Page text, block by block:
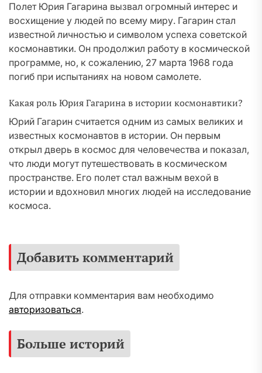
Полет Юрия Гагарина вызвал огромный интерес и
восхищение у людей по всему миру. Гагарин стал
известной личностью и символом успеха советской
космонавтики. Он продолжил работу в космической
программе, но, к сожалению, 27 марта 1968 года
погиб при испытаниях на новом самолете.
Какая роль Юрия Гагарина в истории космонавтики?
Юрий Гагарин считается одним из самых великих и
известных космонавтов в истории. Он первым
открыл дверь в космос для человечества и показал,
что люди могут путешествовать в космическом
пространстве. Его полет стал важным вехой в
истории и вдохновил многих людей на исследование
космоса.
Добавить комментарий
Для отправки комментария вам необходимо
авторизоваться.
Больше историй